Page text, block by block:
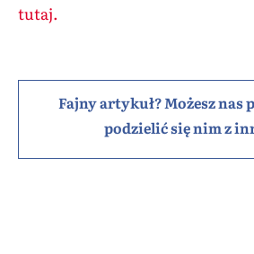
tutaj.
Fajny artykuł? Możesz nas
podzielić się nim z